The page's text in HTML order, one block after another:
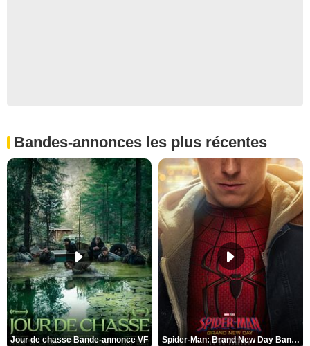
Bandes-annonces les plus récentes
Jour de chasse Bande-annonce VF Spider-Man: Brand New Day Bande-annonce (3) VO STFR